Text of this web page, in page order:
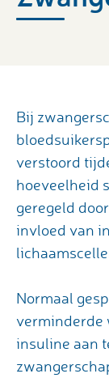
Bij
verstoord
hoeveelheid
geregeld
invloed van
Normaal
verminderde
insuline aan